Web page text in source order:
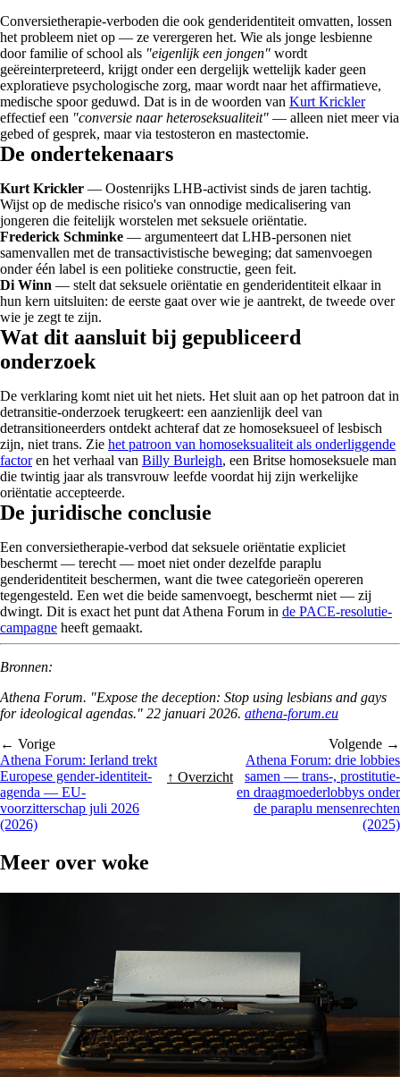
Conversietherapie-verboden die ook genderidentiteit omvatten, lossen
het probleem niet op — ze verergeren het. Wie als jonge lesbienne
door familie of school als "eigenlijk een jongen" wordt
geëreinterpreteerd, krijgt onder een dergelijk wettelijk kader geen
exploratieve psychologische zorg, maar wordt naar het affirmatieve,
medische spoor geduwd. Dat is in de woorden van Kurt Krickler
effectief een "conversie naar heteroseksualiteit" — alleen niet meer via
gebed of gesprek, maar via testosteron en mastectomie.
De ondertekenaars
Kurt Krickler — Oostenrijks LHB-activist sinds de jaren tachtig.
Wijst op de medische risico's van onnodige medicalisering van
jongeren die feitelijk worstelen met seksuele oriëntatie.
Frederick Schminke — argumenteert dat LHB-personen niet
samenvallen met de transactivistische beweging; dat samenvoegen
onder één label is een politieke constructie, geen feit.
Di Winn — stelt dat seksuele oriëntatie en genderidentiteit elkaar in
hun kern uitsluiten: de eerste gaat over wie je aantrekt, de tweede over
wie je zegt te zijn.
Wat dit aansluit bij gepubliceerd
onderzoek
De verklaring komt niet uit het niets. Het sluit aan op het patroon dat in
detransitie-onderzoek terugkeert: een aanzienlijk deel van
detransitioneerders ontdekt achteraf dat ze homoseksueel of lesbisch
zijn, niet trans. Zie het patroon van homoseksualiteit als onderliggende
factoren het verhaal van Billy Burleigh, een Britse homoseksuele man
die twintig jaar als transvrouw leefde voordat hij zijn werkelijke
oriëntatie accepteerde.
De juridische conclusie
Een conversietherapie-verbod dat seksuele oriëntatie expliciet
beschermt — terecht — moet niet onder dezelfde paraplu
genderidentiteit beschermen, want die twee categorieën opereren
tegengesteld. Een wet die beide samenvoegt, beschermt niet — zij
dwingt. Dit is exact het punt dat Athena Forum in de PACE-resolutie-
campagne heeft gemaakt.
Bronnen:
Athena Forum. "Expose the deception: Stop using lesbians and gays
for ideological agendas." 22 januari 2026. athena-forum.eu
← Vorige
Athena Forum: Ierland trekt
Europese gender-identiteit-
agenda — EU-
voorzitterschap juli 2026
(2026)
↑ Overzicht
Volgende →
Athena Forum: drie lobbies
samen — trans-, prostitutie-
en draagmoederlobbys onder
de paraplu mensenrechten
(2025)
Meer over woke